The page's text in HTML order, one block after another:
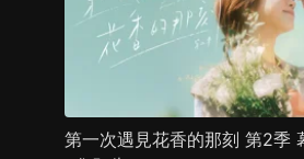
第一次遇見花香的那刻 第2季